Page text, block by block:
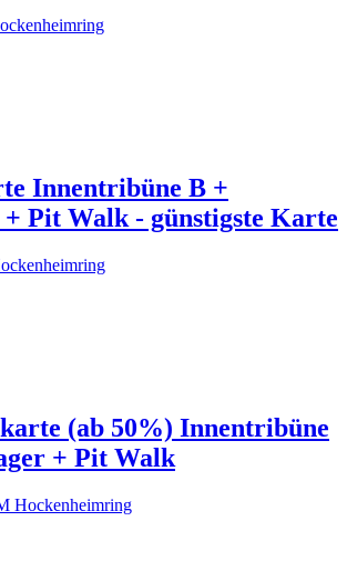
Innentribüne B +
Pit Walk - günstigste Karte
(ab 50%) Innentribüne
+ Pit Walk
Hockenheimring